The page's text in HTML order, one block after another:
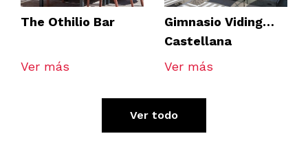
The Othilio Bar
Ver más
Gimnasio Viding
Castellana
Ver más
Ver todo